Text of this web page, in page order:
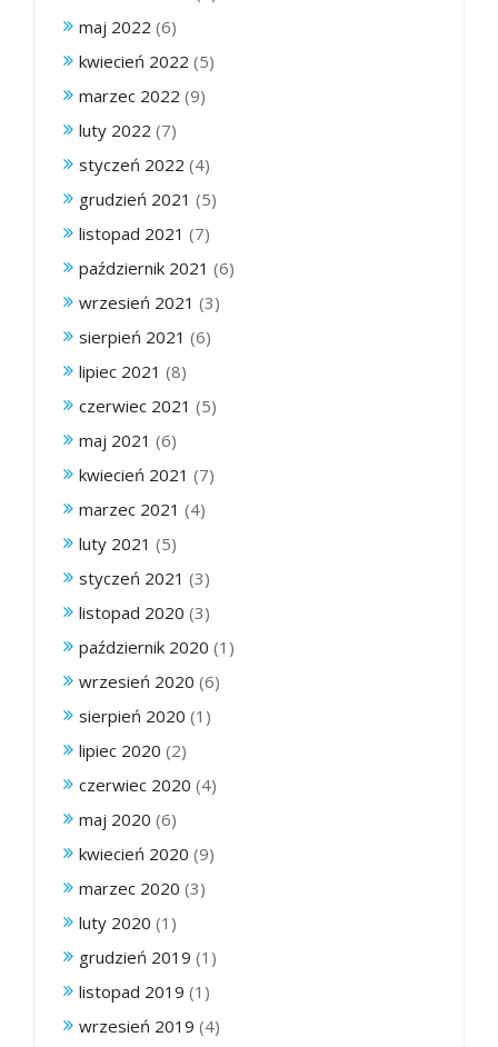
maj 2022 (6)
kwiecień 2022 (5)
marzec 2022 (9)
luty 2022 (7)
styczeń 2022 (4)
grudzień 2021 (5)
listopad 2021 (7)
październik 2021 (6)
wrzesień 2021 (3)
sierpień 2021 (6)
lipiec 2021 (8)
czerwiec 2021 (5)
maj 2021 (6)
kwiecień 2021 (7)
marzec 2021 (4)
luty 2021 (5)
styczeń 2021 (3)
listopad 2020 (3)
październik 2020 (1)
wrzesień 2020 (6)
sierpień 2020 (1)
lipiec 2020 (2)
czerwiec 2020 (4)
maj 2020 (6)
kwiecień 2020 (9)
marzec 2020 (3)
luty 2020 (1)
grudzień 2019 (1)
listopad 2019 (1)
wrzesień 2019 (4)